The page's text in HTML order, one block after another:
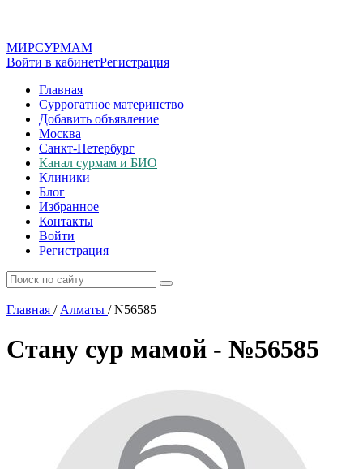
МИРСУРМАМ
Войти в кабинетРегистрация
Главная
Суррогатное материнство
Добавить объявление
Москва
Санкт-Петербург
Канал сурмам и БИО
Клиники
Блог
Избранное
Контакты
Войти
Регистрация
Главная / Алматы /N56585
Стану сур мамой - №56585